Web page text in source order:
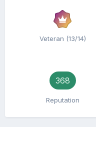
Veteran (13/14)
368
Reputation